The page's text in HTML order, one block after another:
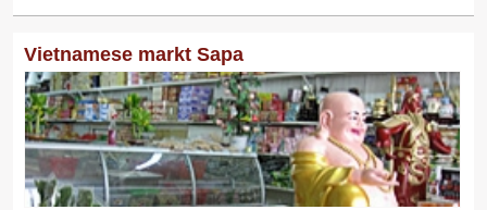
Vietnamese markt Sapa